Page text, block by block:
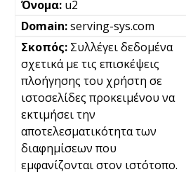
u2
serving-sys.com
Συλλέγει δεδομένα
σχετικά με τις επισκέψεις
πλοήγησης του χρήστη σε
ιστοσελίδες προκειμένου να
εκτιμήσει την
αποτελεσματικότητα των
διαφημίσεων που
εμφανίζονται στον ιστότοπο.